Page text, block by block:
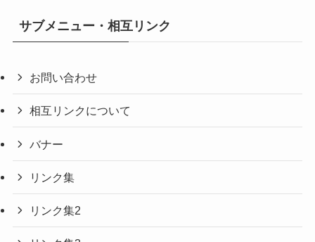
サブメニュー・相互リンク
お問い合わせ
相互リンクについて
バナー
リンク集
リンク集2